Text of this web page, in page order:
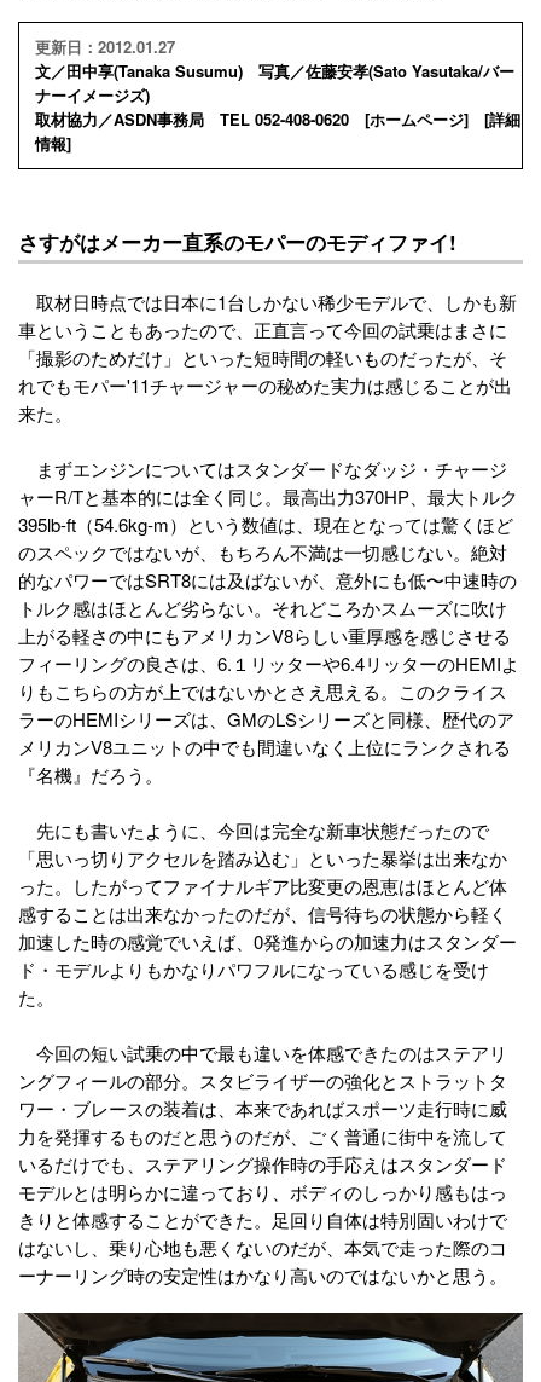
更新日：2012.01.27
文／田中享(Tanaka Susumu) 写真／佐藤安孝(Sato Yasutaka/バー
ナーイメージズ)
取材協力／ASDN事務局 TEL 052-408-0620 [ホームページ] [詳細
情報]
さすがはメーカー直系のモパーのモディファイ!
取材日時点では日本に1台しかない稀少モデルで、しかも新
車ということもあったので、正直言って今回の試乗はまさに
「撮影のためだけ」といった短時間の軽いものだったが、そ
れでもモパー'11チャージャーの秘めた実力は感じることが出
来た。
まずエンジンについてはスタンダードなダッジ・チャージ
ャーR/Tと基本的には全く同じ。最高出力370HP、最大トルク
395lb-ft（54.6kg-m）という数値は、現在となっては驚くほど
のスペックではないが、もちろん不満は一切感じない。絶対
的なパワーではSRT8には及ばないが、意外にも低〜中速時の
トルク感はほとんど劣らない。それどころかスムーズに吹け
上がる軽さの中にもアメリカンV8らしい重厚感を感じさせる
フィーリングの良さは、6.１リッターや6.4リッターのHEMIよ
りもこちらの方が上ではないかとさえ思える。このクライス
ラーのHEMIシリーズは、GMのLSシリーズと同様、歴代のア
メリカンV8ユニットの中でも間違いなく上位にランクされる
『名機』だろう。
先にも書いたように、今回は完全な新車状態だったので
「思いっ切りアクセルを踏み込む」といった暴挙は出来なか
った。したがってファイナルギア比変更の恩恵はほとんど体
感することは出来なかったのだが、信号待ちの状態から軽く
加速した時の感覚でいえば、0発進からの加速力はスタンダー
ド・モデルよりもかなりパワフルになっている感じを受け
た。
今回の短い試乗の中で最も違いを体感できたのはステアリ
ングフィールの部分。スタビライザーの強化とストラットタ
ワー・ブレースの装着は、本来であればスポーツ走行時に威
力を発揮するものだと思うのだが、ごく普通に街中を流して
いるだけでも、ステアリング操作時の手応えはスタンダード
モデルとは明らかに違っており、ボディのしっかり感もはっ
きりと体感することができた。足回り自体は特別固いわけで
はないし、乗り心地も悪くないのだが、本気で走った際のコ
ーナーリング時の安定性はかなり高いのではないかと思う。